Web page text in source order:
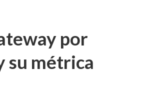
por
su métrica